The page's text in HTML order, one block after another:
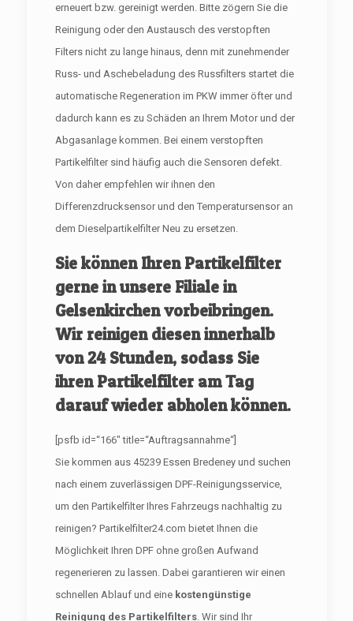
erneuert bzw. gereinigt werden. Bitte zögern Sie die
Reinigung oder den Austausch des verstopften
Filters nicht zu lange hinaus, denn mit zunehmender
Russ- und Aschebeladung des Russfilters startet die
automatische Regeneration im PKW immer öfter und
dadurch kann es zu Schäden an Ihrem Motor und der
Abgasanlage kommen. Bei einem verstopften
Partikelfilter sind häufig auch die Sensoren defekt.
Von daher empfehlen wir ihnen den
Differenzdrucksensor und den Temperatursensor an
dem Dieselpartikelfilter Neu zu ersetzen.
Sie können Ihren Partikelfilter
gerne in unsere Filiale in
Gelsenkirchen vorbeibringen.
Wir reinigen diesen innerhalb
von 24 Stunden, sodass Sie
ihren Partikelfilter am Tag
darauf wieder abholen können.
[psfb id=“166″ title=“Auftragsannahme“]
Sie kommen aus 45239 Essen Bredeney und suchen
nach einem zuverlässigen DPF-Reinigungsservice,
um den Partikelfilter Ihres Fahrzeugs nachhaltig zu
reinigen? Partikelfilter24.com bietet Ihnen die
Möglichkeit Ihren DPF ohne großen Aufwand
regenerieren zu lassen. Dabei garantieren wir einen
schnellen Ablauf und eine kostengünstige
Reinigung des Partikelfilters. Wir sind Ihr